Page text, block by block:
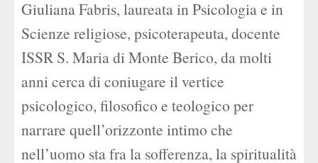
Giuliana Fabris, laureata in Psicologia e in
Scienze religiose, psicoterapeuta, docente
ISSR S. Maria di Monte Berico, da molti
anni cerca di coniugare il vertice
psicologico, filosofico e teologico per
narrare quell’orizzonte intimo che
nell’uomo sta fra la sofferenza, la spiritualità